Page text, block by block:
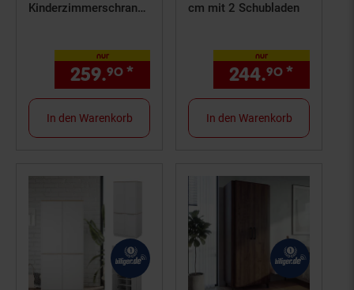
Kinderzimmerschrank
178 cm modern
Schrankregal
Jugendzimmerschrank
Organizer Vorhang
Kleiderstange Fächer
Aufbewahrung
nur
259.90 * € Sternchen
In den Warenkorb
cm mit 2 Schubladen
nur
244.90 *
In den Warenkorb